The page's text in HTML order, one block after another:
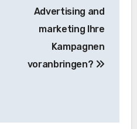
Advertising and
marketing Ihre
Kampagnen
voranbringen?